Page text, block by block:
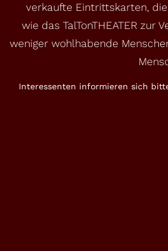
verkaufte Eintrittskarten,
wie das TalTonTHEATER zur
weniger wohlhabende
Interessenten informieren sich